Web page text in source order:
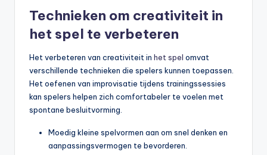
Technieken om creativiteit in
het spel te verbeteren
Het verbeteren van creativiteit in het spel omvat
verschillende technieken die spelers kunnen toepassen.
Het oefenen van improvisatie tijdens trainingssessies
kan spelers helpen zich comfortabeler te voelen met
spontane besluitvorming.
Moedig kleine spelvormen aan om snel denken en
aanpassingsvermogen te bevorderen.